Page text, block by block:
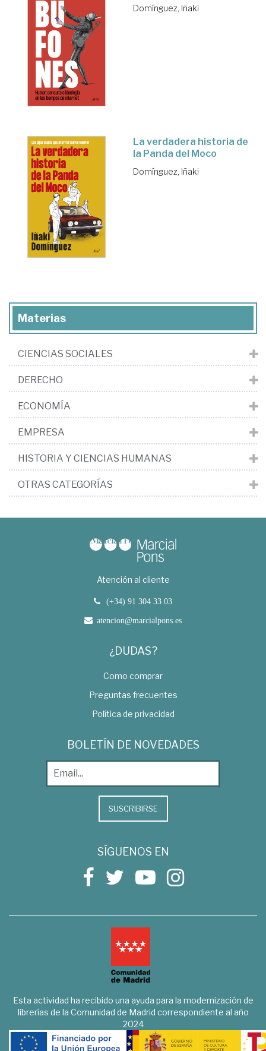
Domínguez, Iñaki
La verdadera historia de
la Panda del Moco
Domínguez, Iñaki
Materias
CIENCIAS SOCIALES
DERECHO
ECONOMÍA
EMPRESA
HISTORIA Y CIENCIAS HUMANAS
OTRAS CATEGORÍAS
Atención al cliente
(+34) 91 304 33 03
atencion@marcialpons.es
¿DUDAS?
Como comprar
Preguntas frecuentes
Política de privacidad
BOLETÍN DE NOVEDADES
SUSCRIBIRSE
SÍGUENOS EN
Esta actividad ha recibido una ayuda para la modernización de
librerías de la Comunidad de Madrid correspondiente al año
2024